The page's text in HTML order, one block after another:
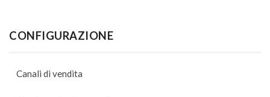
CONFIGURAZIONE
Canali di vendita